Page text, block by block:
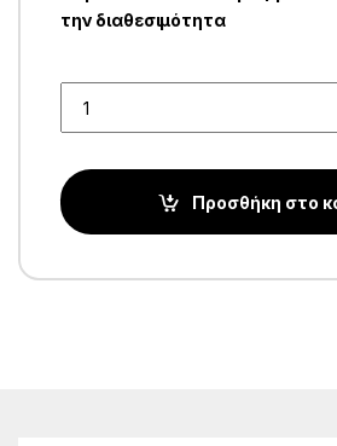
την διαθεσιμότητα
Προσθήκη στο